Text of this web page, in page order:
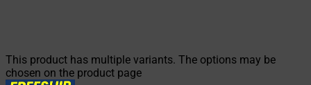
This product has multiple variants. The options may be
chosen on the product page